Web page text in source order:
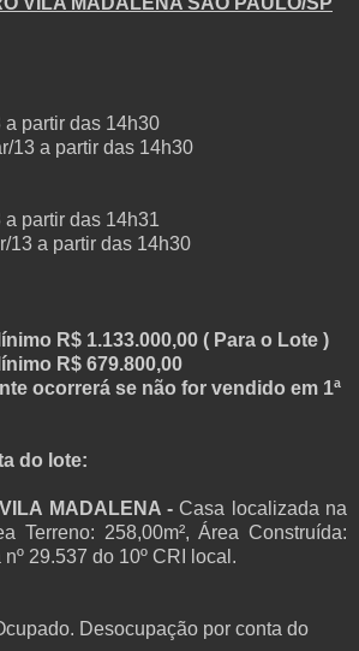
a partir das 14h30
13 a partir das 14h30
partir das 14h31
13 a partir das 14h30
R$ 1.133.000,00 ( Para o Lote )
R$ 679.800,00
ocorrerá se não for vendido em 1ª
do lote:
MADALENA-Casa localizada na
Terreno: 258,00m², Área Construída:
29.537 do 10º CRI local.
Desocupação por conta do